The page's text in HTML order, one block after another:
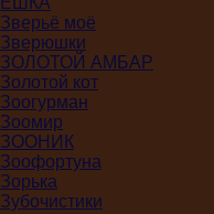
Зверьё моё
Зверюшки
ЗОЛОТОЙ АМБАР
Золотой кот
Зоогурман
Зоомир
ЗООНИК
Зоофортуна
Зорька
Зубочистики